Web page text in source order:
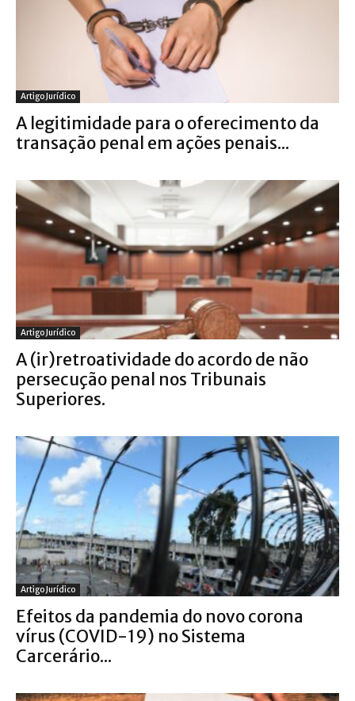
Artigo Jurídico
A legitimidade para o oferecimento da
transação penal em ações penais...
Artigo Jurídico
A (ir)retroatividade do acordo de não
persecução penal nos Tribunais
Superiores.
Artigo Jurídico
Efeitos da pandemia do novo corona
vírus (COVID-19) no Sistema
Carcerário...